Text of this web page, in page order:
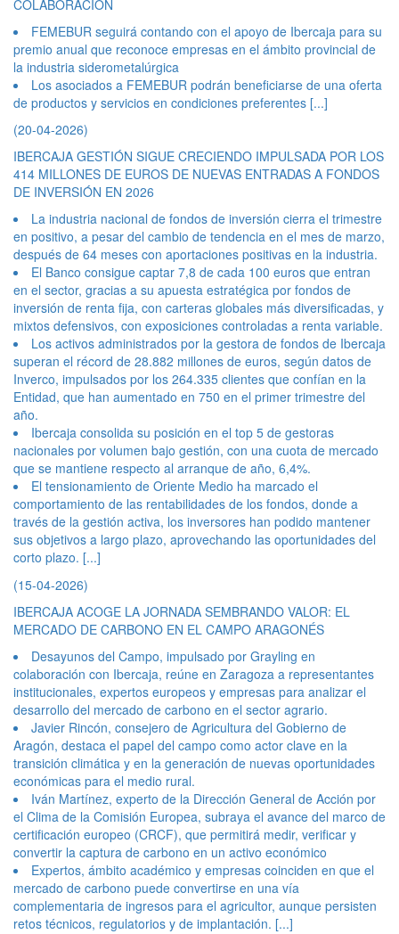
COLABORACIÓN
FEMEBUR seguirá contando con el apoyo de Ibercaja para su
premio anual que reconoce empresas en el ámbito provincial de
la industria siderometalúrgica
Los asociados a FEMEBUR podrán beneficiarse de una oferta
de productos y servicios en condiciones preferentes [...]
(20-04-2026)
IBERCAJA GESTIÓN SIGUE CRECIENDO IMPULSADA POR LOS
414 MILLONES DE EUROS DE NUEVAS ENTRADAS A FONDOS
DE INVERSIÓN EN 2026
La industria nacional de fondos de inversión cierra el trimestre
en positivo, a pesar del cambio de tendencia en el mes de marzo,
después de 64 meses con aportaciones positivas en la industria.
El Banco consigue captar 7,8 de cada 100 euros que entran
en el sector, gracias a su apuesta estratégica por fondos de
inversión de renta fija, con carteras globales más diversificadas, y
mixtos defensivos, con exposiciones controladas a renta variable.
Los activos administrados por la gestora de fondos de Ibercaja
superan el récord de 28.882 millones de euros, según datos de
Inverco, impulsados por los 264.335 clientes que confían en la
Entidad, que han aumentado en 750 en el primer trimestre del
año.
Ibercaja consolida su posición en el top 5 de gestoras
nacionales por volumen bajo gestión, con una cuota de mercado
que se mantiene respecto al arranque de año, 6,4%.
El tensionamiento de Oriente Medio ha marcado el
comportamiento de las rentabilidades de los fondos, donde a
través de la gestión activa, los inversores han podido mantener
sus objetivos a largo plazo, aprovechando las oportunidades del
corto plazo. [...]
(15-04-2026)
IBERCAJA ACOGE LA JORNADA SEMBRANDO VALOR: EL
MERCADO DE CARBONO EN EL CAMPO ARAGONÉS
Desayunos del Campo, impulsado por Grayling en
colaboración con Ibercaja, reúne en Zaragoza a representantes
institucionales, expertos europeos y empresas para analizar el
desarrollo del mercado de carbono en el sector agrario.
Javier Rincón, consejero de Agricultura del Gobierno de
Aragón, destaca el papel del campo como actor clave en la
transición climática y en la generación de nuevas oportunidades
económicas para el medio rural.
Iván Martínez, experto de la Dirección General de Acción por
el Clima de la Comisión Europea, subraya el avance del marco de
certificación europeo (CRCF), que permitirá medir, verificar y
convertir la captura de carbono en un activo económico
Expertos, ámbito académico y empresas coinciden en que el
mercado de carbono puede convertirse en una vía
complementaria de ingresos para el agricultor, aunque persisten
retos técnicos, regulatorios y de implantación. [...]